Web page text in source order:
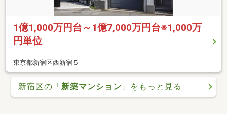
1億1,000万円台～1億7,000万円台※1,000万
円単位
東京都新宿区西新宿５
新宿区の「新築マンション 」をもっと見る